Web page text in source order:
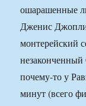
ошарашенные
Дженис
монтерейский
почему-то у
минут (всего